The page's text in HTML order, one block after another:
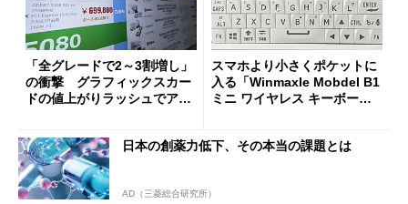
「全グレードで2～3割増し」
の衝撃 グラフィックスカー
ドの値上がりラッシュでアキ
スマホより小さくポケットに
入る「Winmaxle Mobdel B1
ミニ ワイヤレス キーボー
日本の創薬力低下、その本当の課題とは
AD（三菱総合研究所）